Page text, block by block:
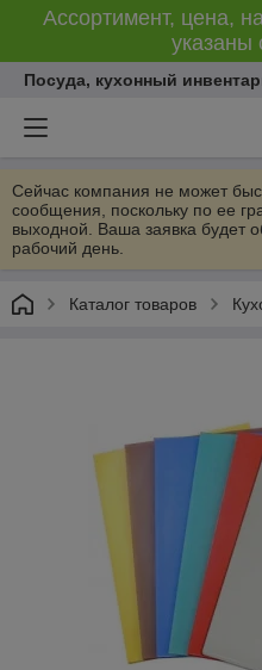
Ассортимент, цена,
указаны
Посуда, кухонный
Сейчас компания не может
сообщения, поскольку по ее
выходной. Ваша заявка будет
рабочий день.
Каталог товаров